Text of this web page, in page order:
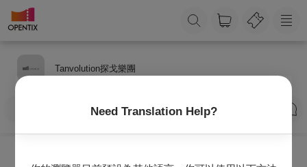
Need Translation Help?
Tanvolution探戈樂團
訂閱